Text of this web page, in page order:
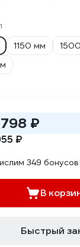
1150 мм
₽
₽
349 бонусов
В
Быстрый